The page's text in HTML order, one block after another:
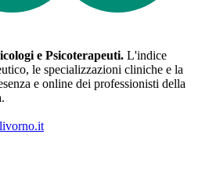
e Psicoterapeuti. L'indice
le specializzazioni cliniche e la
e online dei professionisti della